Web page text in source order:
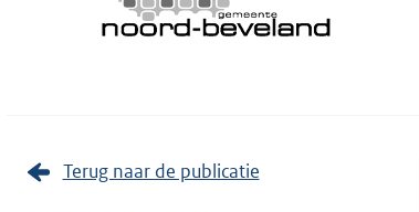
Terug naar de publicatie